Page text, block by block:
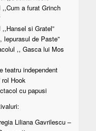
a furat Grinch
si Gratel”
de Paste”
,, Gasca lui Mos
teatru independent
Hook
cu papusi
Liliana Gavrilescu –